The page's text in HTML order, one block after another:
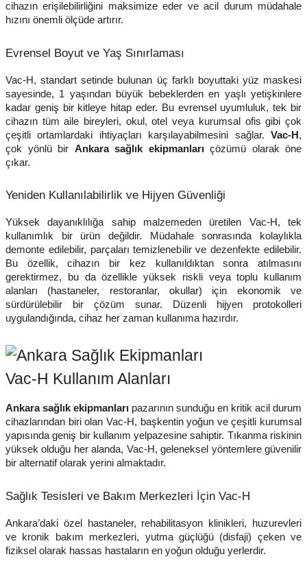
cihazın erişilebilirliğini maksimize eder ve acil durum müdahale
hızını önemli ölçüde artırır.
Evrensel Boyut ve Yaş Sınırlaması
Vac-H, standart setinde bulunan üç farklı boyuttaki yüz maskesi
sayesinde, 1 yaşından büyük bebeklerden en yaşlı yetişkinlere
kadar geniş bir kitleye hitap eder. Bu evrensel uyumluluk, tek bir
cihazın tüm aile bireyleri, okul, otel veya kurumsal ofis gibi çok
çeşitli ortamlardaki ihtiyaçları karşılayabilmesini sağlar. Vac-H ,
çok yönlü bir Ankara sağlık ekipmanlarıçözümü olarak öne
çıkar.
Yeniden Kullanılabilirlik ve Hijyen Güvenliği
Yüksek dayanıklılığa sahip malzemeden üretilen Vac-H, tek
kullanımlık bir ürün değildir. Müdahale sonrasında kolaylıkla
demonte edilebilir, parçaları temizlenebilir ve dezenfekte edilebilir.
Bu özellik, cihazın bir kez kullanıldıktan sonra atılmasını
gerektirmez, bu da özellikle yüksek riskli veya toplu kullanım
alanları (hastaneler, restoranlar, okullar) için ekonomik ve
sürdürülebilir bir çözüm sunar. Düzenli hijyen protokolleri
uygulandığında, cihaz her zaman kullanıma hazırdır.
Vac-H Kullanım Alanları
Ankara sağlık ekipmanları pazarının sunduğu en kritik acil durum
cihazlarından biri olan Vac-H, başkentin yoğun ve çeşitli kurumsal
yapısında geniş bir kullanım yelpazesine sahiptir. Tıkanma riskinin
yüksek olduğu her alanda, Vac-H, geleneksel yöntemlere güvenilir
bir alternatif olarak yerini almaktadır.
Sağlık Tesisleri ve Bakım Merkezleri İçin Vac-H
Ankara’daki özel hastaneler, rehabilitasyon klinikleri, huzurevleri
ve kronik bakım merkezleri, yutma güçlüğü (disfaji) çeken ve
fiziksel olarak hassas hastaların en yoğun olduğu yerlerdir.